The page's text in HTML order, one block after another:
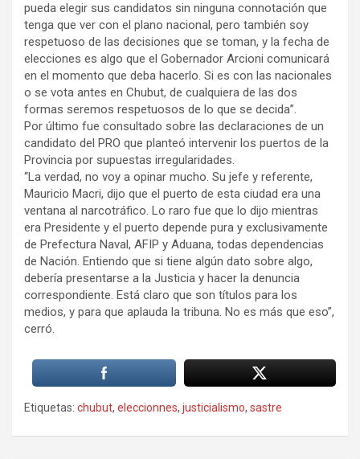
pueda elegir sus candidatos sin ninguna connotación que
tenga que ver con el plano nacional, pero también soy
respetuoso de las decisiones que se toman, y la fecha de
elecciones es algo que el Gobernador Arcioni comunicará
en el momento que deba hacerlo. Si es con las nacionales
o se vota antes en Chubut, de cualquiera de las dos
formas seremos respetuosos de lo que se decida”.
Por último fue consultado sobre las declaraciones de un
candidato del PRO que planteó intervenir los puertos de la
Provincia por supuestas irregularidades.
“La verdad, no voy a opinar mucho. Su jefe y referente,
Mauricio Macri, dijo que el puerto de esta ciudad era una
ventana al narcotráfico. Lo raro fue que lo dijo mientras
era Presidente y el puerto depende pura y exclusivamente
de Prefectura Naval, AFIP y Aduana, todas dependencias
de Nación. Entiendo que si tiene algún dato sobre algo,
debería presentarse a la Justicia y hacer la denuncia
correspondiente. Está claro que son títulos para los
medios, y para que aplauda la tribuna. No es más que eso”,
cerró.
Etiquetas: chubut, eleccionnes, justicialismo, sastre